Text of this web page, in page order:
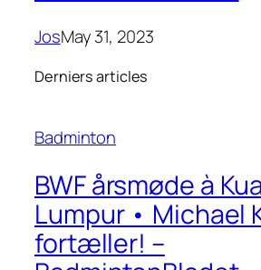
JosMay 31, 2023
Derniers articles
Badminton
BWF årsmøde à
Lumpur • Michael
fortæller! –